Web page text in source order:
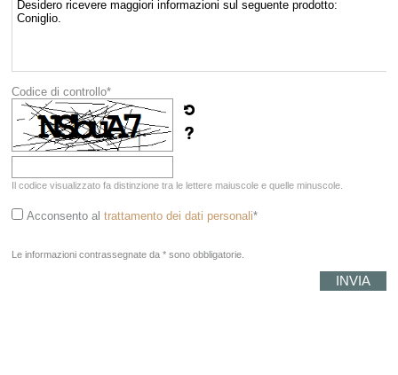
Codice di controllo*
Il codice visualizzato fa distinzione tra le lettere maiuscole e quelle minuscole.
Acconsento altrattamento dei dati personali*
Le informazioni contrassegnate da * sono obbligatorie.